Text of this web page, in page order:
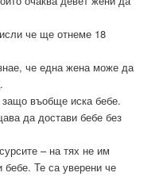
че ще отнеме 18
че една жена може да
защо въобще иска бебе.
да достави бебе без
– на тях не им
Те са уверени че